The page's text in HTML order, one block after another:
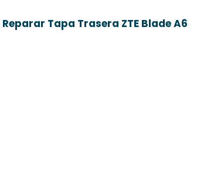
Reparar Tapa Trasera ZTE Blade A6